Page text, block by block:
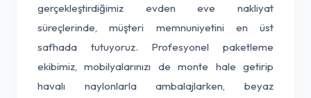
gerçekleştirdiğimiz evden eve nakliyat
süreçlerinde, müşteri memnuniyetini en üst
safhada tutuyoruz. Profesyonel paketleme
ekibimiz, mobilyalarınızı de monte hale getirip
havalı naylonlarla ambalajlarken, beyaz